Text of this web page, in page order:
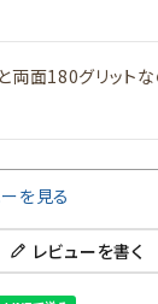
両面180グリット
を見る
レビューを書く